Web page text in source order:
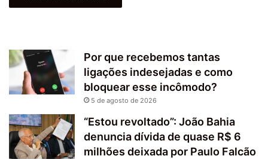
Por que recebemos tantas
ligações indesejadas e como
bloquear esse incômodo?
5 de agosto de 2026
“Estou revoltado”: João Bahia
denuncia dívida de quase R$ 6
milhões deixada por Paulo Falcão